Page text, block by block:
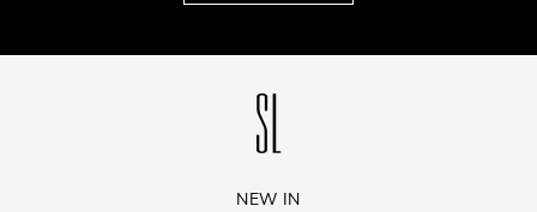
NEW IN